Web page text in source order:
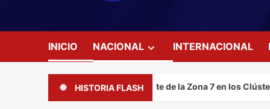
INICIO NACIONAL INTERNACIONAL
HISTORIA FLASH
representante de la Zona 7 en los Clústeres Académicos